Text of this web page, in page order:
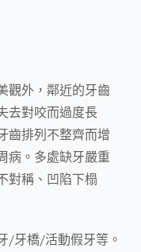
觀外，鄰近的牙齒
去對咬而過度長
齒排列不整齊而增
病。多處缺牙嚴重
對稱、凹陷下榻
/牙橋/活動假牙等。